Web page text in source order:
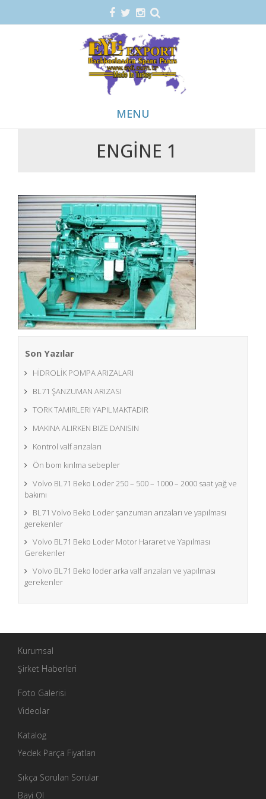
MENU
ENGİNE 1
Son Yazılar
HİDROLİK POMPA ARIZALARI
BL71 ŞANZUMAN ARIZASI
TORK TAMIRLERI YAPILMAKTADIR
MAKINA ALIRKEN BIZE DANISIN
Kontrol valf arızaları
Ön bom kırılma sebepler
Volvo BL71 Beko Loder 250 – 500 – 1000 – 2000 saat yağ ve
bakımı
BL71 Volvo Beko Loder şanzuman arızaları ve yapılması
gerekenler
Volvo BL71 Beko Loder Motor Hararet ve Yapılması
Gerekenler
Volvo BL71 Beko loder arka valf arızaları ve yapılması
gerekenler
Kurumsal
Şirket Haberleri
Foto Galerisi
Videolar
Katalog
Yedek Parça Fiyatları
Sıkça Sorulan Sorular
Bayi Ol